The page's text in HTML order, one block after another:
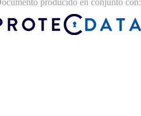
producido en conjunto con: